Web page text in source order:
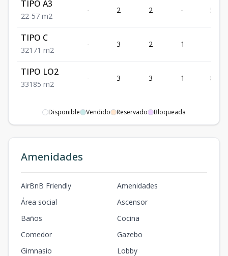
TIPO A3
22-57 m2
- 2 2 - 57
TIPO C
321 71 m2
- 3 2 1 71
TIPO LO2
331 85 m2
- 3 3 1 85
Disponible Vendido Reservado Bloqueada
Amenidades
AirBnB Friendly
Amenidades
Área social
Ascensor
Baños
Cocina
Comedor
Gazebo
Gimnasio
Lobby